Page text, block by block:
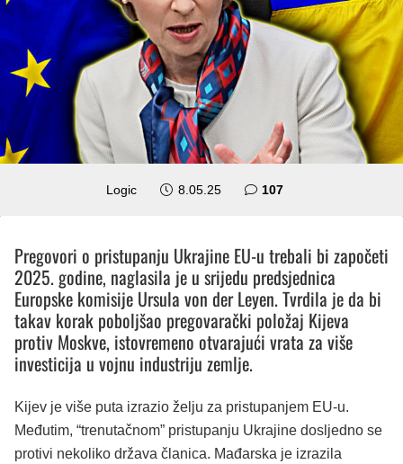
Logic 8.05.25 107komentara
Pregovori o pristupanju Ukrajine EU-u trebali bi započeti
2025. godine, naglasila je u srijedu predsjednica
Europske komisije Ursula von der Leyen. Tvrdila je da bi
takav korak poboljšao pregovarački položaj Kijeva
protiv Moskve, istovremeno otvarajući vrata za više
investicija u vojnu industriju zemlje.
Kijev je više puta izrazio želju za pristupanjem EU-u.
Međutim, “trenutačnom” pristupanju Ukrajine dosljedno se
protivi nekoliko država članica. Mađarska je izrazila